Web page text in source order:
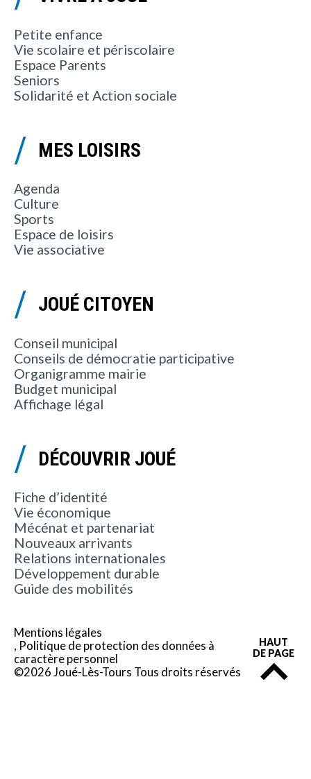
Petite enfance
Vie scolaire et périscolaire
Espace Parents
Seniors
Solidarité et Action sociale
MES LOISIRS
Agenda
Culture
Sports
Espace de loisirs
Vie associative
JOUÉ CITOYEN
Conseil municipal
Conseils de démocratie participative
Organigramme mairie
Budget municipal
Affichage légal
DÉCOUVRIR JOUÉ
Fiche d’identité
Vie économique
Mécénat et partenariat
Nouveaux arrivants
Relations internationales
Développement durable
Guide des mobilités
Mentions légales
Politique de protection des données à
caractère personnel
©2026 Joué-Lès-Tours Tous droits réservés
HAUT
DE PAGE